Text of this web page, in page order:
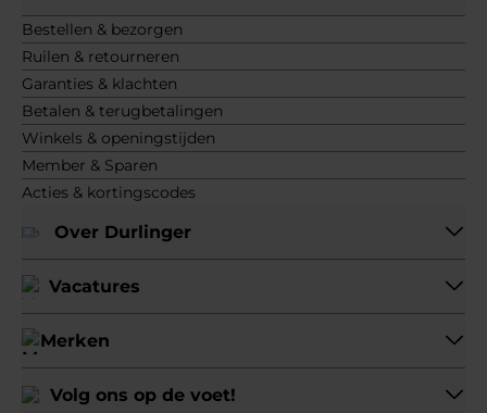
Bestellen & bezorgen
Ruilen & retourneren
Garanties & klachten
Betalen & terugbetalingen
Winkels & openingstijden
Member & Sparen
Acties & kortingscodes
Over Durlinger
Vacatures
Merken
Volg ons op de voet!